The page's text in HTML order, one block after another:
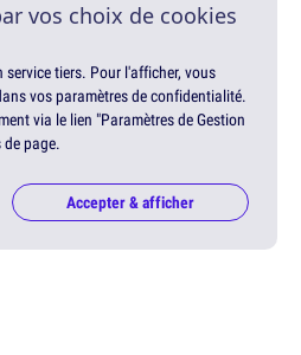
vos choix de cookies
tiers. Pour l'afficher, vous
vos paramètres de confidentialité.
via le lien "Paramètres de Gestion
page.
Accepter & afficher